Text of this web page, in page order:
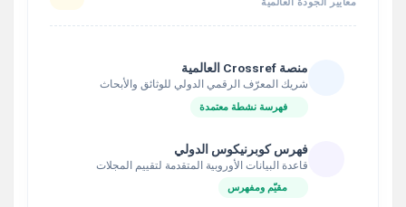
منصة Crossref العالمية
شريك المعرّف الرقمي الدولي للوثائق والأبحاث
فهرسة نشطة معتمدة
فهرس كوبرنيكوس الدولي
قاعدة البيانات الأوروبية المتقدمة لتقييم المجلات
مقيّم ومفهرس